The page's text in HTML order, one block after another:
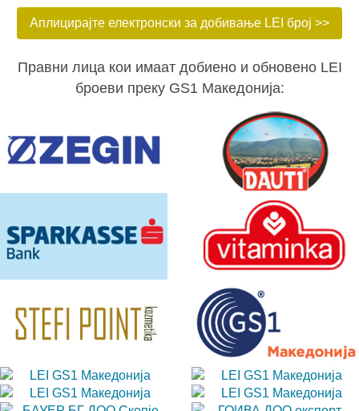
Аплицирајте електронски за добивање LEI број >>
Правни лица кои имаат добиено и обновено LEI
броеви преку GS1 Македонија: